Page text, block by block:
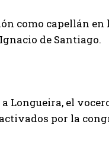
como capellán
de Santiago.
Longueira, el
por la